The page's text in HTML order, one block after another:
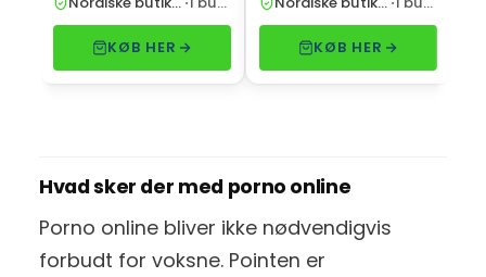
KØB HER KØB HER
Hvad sker der med porno online
Porno online bliver ikke nødvendigvis
forbudt for voksne. Pointen er